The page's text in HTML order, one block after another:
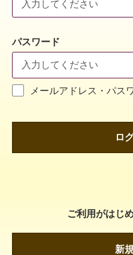
パスワード
メールアドレス・パス
ロ
ご利用がはじ
新